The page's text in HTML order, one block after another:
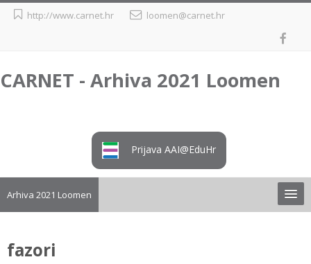
Preskoči
http://www.carnet.hr loomen@carnet.hr
CARNET - Arhiva 2021 Loomen
Prijava AAI@EduHr
Arhiva 2021 Loomen
fazori